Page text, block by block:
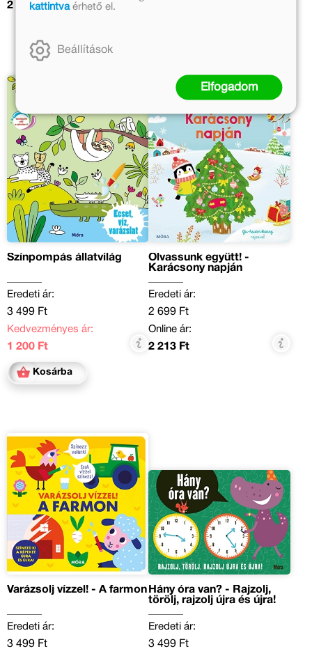
2 459 Ft
Színpompás állatvilág
Eredeti ár:
3 499 Ft
Kedvezményes ár:
1 200 Ft
Kosárba
Olvassunk együtt! -
Karácsony napján
Eredeti ár:
2 699 Ft
Online ár:
2 213 Ft
Varázsolj vízzel! - A farmon
Eredeti ár:
3 499 Ft
Hány óra van? - Rajzolj,
törölj, rajzolj újra és újra!
Eredeti ár:
3 499 Ft
kattintvaérhető el.
Beállítások
Elfogadom